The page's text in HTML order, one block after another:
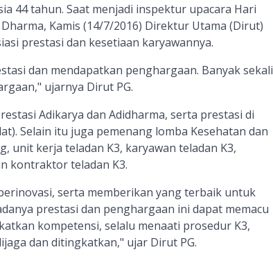
44 tahun. Saat menjadi inspektur upacara Hari
Kamis (14/7/2016) Direktur Utama (Dirut)
prestasi dan kesetiaan karyawannya.
dan mendapatkan penghargaan. Banyak sekali
ujarnya Dirut PG.
Adikarya dan Adidharma, serta prestasi di
Selain itu juga pemenang lomba Kesehatan dan
unit kerja teladan K3, karyawan teladan K3,
kontraktor teladan K3.
serta memberikan yang terbaik untuk
prestasi dan penghargaan ini dapat memacu
kompetensi, selalu menaati prosedur K3,
dan ditingkatkan," ujar Dirut PG.